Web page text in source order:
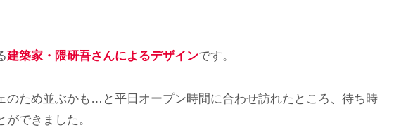
建築家・隈研吾さんによるデザインです。
のため並ぶかも…と平日オープン時間に合わせ訪れたところ、待ち時
できました。